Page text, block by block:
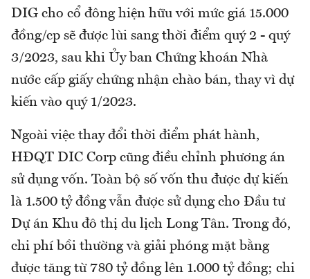
DIG cho cổ đông hiện hữu với mức giá 15.000
đồng/cp sẽ được lùi sang thời điểm quý 2 - quý
3/2023, sau khi Ủy ban Chứng khoán Nhà
nước cấp giấy chứng nhận chào bán, thay vì dự
kiến vào quý 1/2023.
Ngoài việc thay đổi thời điểm phát hành,
HĐQT DIC Corp cũng điều chỉnh phương án
sử dụng vốn. Toàn bộ số vốn thu được dự kiến
là 1.500 tỷ đồng vẫn được sử dụng cho Đầu tư
Dự án Khu đô thị du lịch Long Tân. Trong đó,
chi phí bồi thường và giải phóng mặt bằng
được tăng từ 780 tỷ đồng lên 1.000 tỷ đồng; chi